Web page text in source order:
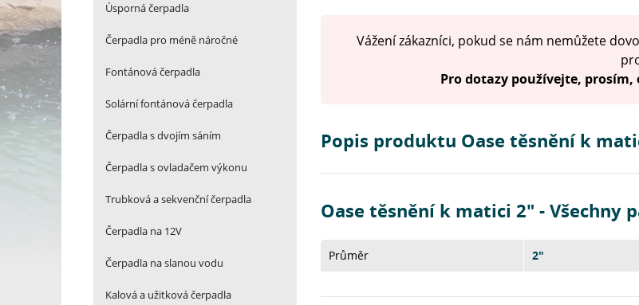
Úsporná čerpadla
Čerpadla pro méně náročné
Fontánová čerpadla
Solární fontánová čerpadla
Čerpadla s dvojím sáním
Čerpadla s ovladačem výkonu
Trubková a sekvenční čerpadla
Čerpadla na 12V
Čerpadla na slanou vodu
Kalová a užitková čerpadla
Vážení zákazníci, pokud se nám nemůžete
Pro dotazy používejte,
Popis produktu Oase těsnění k
Oase těsnění k matici 2" - Všechny
Průměr 2"